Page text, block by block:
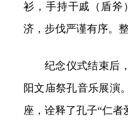
衫，手持干戚（盾斧
济，步伐严谨有序。
纪念仪式结束后
阳文庙祭孔音乐展演
座，诠释了孔子“仁者